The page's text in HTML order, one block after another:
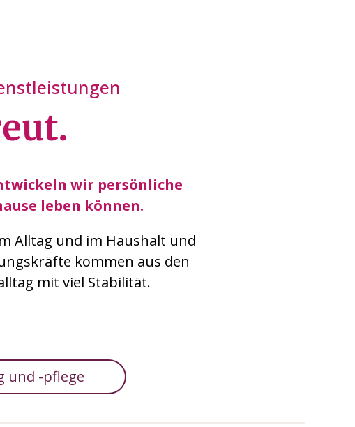
wir persönliche
leben können.
Alltag und im Haushalt und
kommen aus den
mit viel Stabilität.
und -pflege